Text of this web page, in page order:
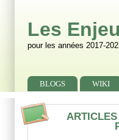
Les
pour les années 2017-
Primary menu
BLOGS WIKI
Secondary menu